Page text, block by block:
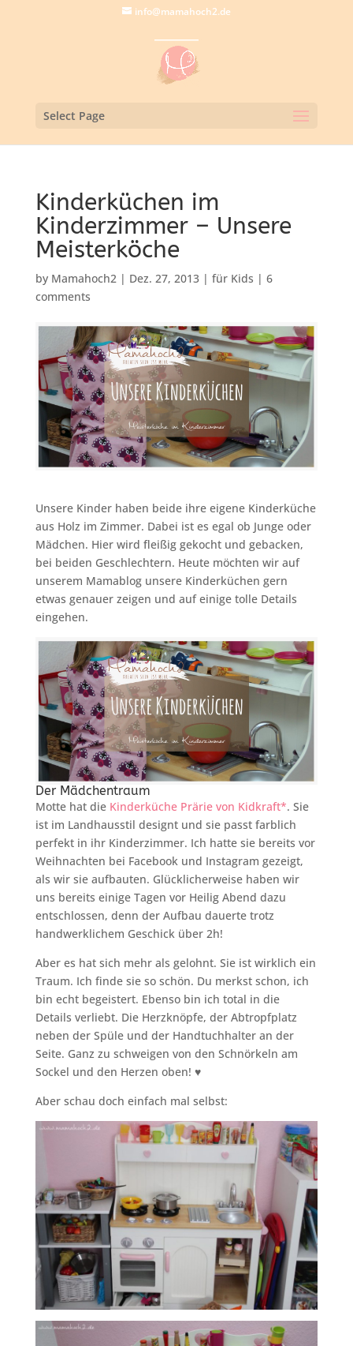
info@mamahoch2.de
Select Page
Kinderküchen im
Kinderzimmer – Unsere
Meisterköche
by Mamahoch2| Dez. 27, 2013| für Kids | 6
comments
Unsere Kinder haben beide ihre eigene Kinderküche
aus Holz im Zimmer. Dabei ist es egal ob Junge oder
Mädchen. Hier wird fleißig gekocht und gebacken,
bei beiden Geschlechtern. Heute möchten wir auf
unserem Mamablog unsere Kinderküchen gern
etwas genauer zeigen und auf einige tolle Details
eingehen.
Der Mädchentraum
Motte hat die Kinderküche Prärie von Kidkraft*. Sie
ist im Landhausstil designt und sie passt farblich
perfekt in ihr Kinderzimmer. Ich hatte sie bereits vor
Weihnachten bei Facebook und Instagram gezeigt,
als wir sie aufbauten. Glücklicherweise haben wir
uns bereits einige Tagen vor Heilig Abend dazu
entschlossen, denn der Aufbau dauerte trotz
handwerklichem Geschick über 2h!
Aber es hat sich mehr als gelohnt. Sie ist wirklich ein
Traum. Ich finde sie so schön. Du merkst schon, ich
bin echt begeistert. Ebenso bin ich total in die
Details verliebt. Die Herzknöpfe, der Abtropfplatz
neben der Spüle und der Handtuchhalter an der
Seite. Ganz zu schweigen von den Schnörkeln am
Sockel und den Herzen oben! ♥
Aber schau doch einfach mal selbst: